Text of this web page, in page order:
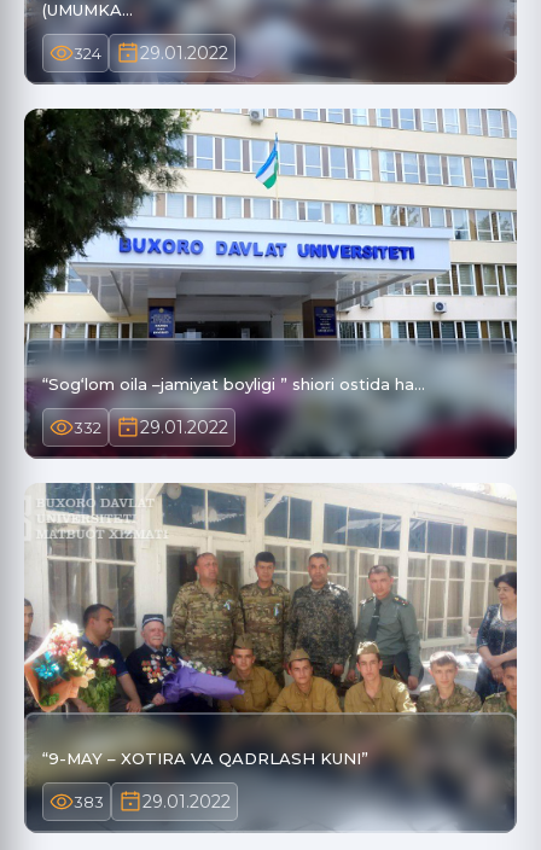
(UMUMKA…
324 29.01.2022
“Sog‘lom oila –jamiyat boyligi ” shiori ostida ha…
332 29.01.2022
“9-MAY – XOTIRA VA QADRLASH KUNI”
383 29.01.2022